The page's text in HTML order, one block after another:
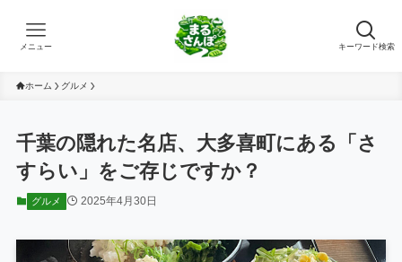
キーワード検索
メニュー
ホーム グルメ
千葉の隠れた名店、大多喜町にある「さ
すらい」をご存じですか？
グルメ 2025年4月30日